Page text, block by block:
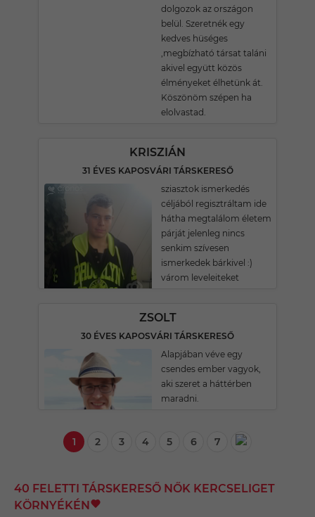
dolgozok az országon
belül. Szeretnék egy
kedves hüséges
,megbízható társat taláni
akivel együtt közös
élményeket élhetünk át.
Köszönöm szépen ha
elolvastad.
KRISZIÁN
31 ÉVES KAPOSVÁRI TÁRSKERESŐ
sziasztok ismerkedés
céljából regisztráltam ide
hátha megtalálom életem
párját jelenleg nincs
senkim szívesen
ismerkedek bárkivel :)
várom leveleiteket
ZSOLT
30 ÉVES KAPOSVÁRI TÁRSKERESŐ
Alapjában véve egy
csendes ember vagyok,
aki szeret a háttérben
maradni.
1 2 3 4 5 6 7
40 FELETTI TÁRSKERESŐ NŐK KERCSELIGET
KÖRNYÉKÉN